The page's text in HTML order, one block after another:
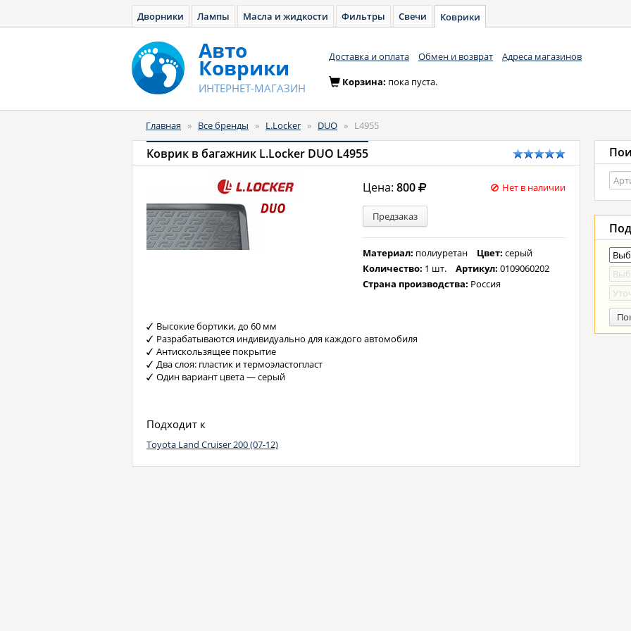
Дворники Лампы Масла и жидкости Фильтры Свечи Коврики
Авто
Коврики
ИНТЕРНЕТ-МАГАЗИН
Доставка и оплата Обмен и возврат Адреса магазинов
Корзина: пока пуста.
Главная » Все бренды » L.Locker » DUO » L4955
Коврик в багажник L.Locker DUO L4955
Цена:800 Нет в наличии
Предзаказ
Материал: полиуретан Цвет:серый
Количество: 1 шт. Артикул:0109060202
Страна производства: Россия
Высокие бортики, до 60 мм
Разрабатываются индивидуально для каждого автомобиля
Антискользящее покрытие
Два слоя: пластик и термоэластопласт
Один вариант цвета — серый
Подходит к
Toyota Land Cruiser 200 (07-12)